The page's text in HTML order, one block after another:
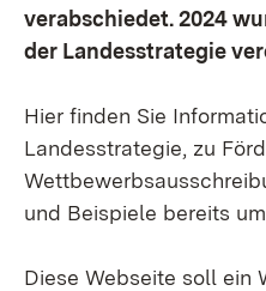
verabschiedet. 2024
der Landesstrategie
Hier finden Sie
Landesstrategie, zu
und Beispiele bereits
Diese Webseite soll ein